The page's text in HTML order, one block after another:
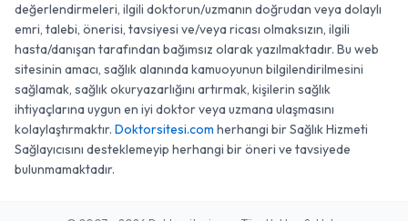
değerlendirmeleri, ilgili doktorun/uzmanın doğrudan veya dolaylı
emri, talebi, önerisi, tavsiyesi ve/veya ricası olmaksızın, ilgili
hasta/danışan tarafından bağımsız olarak yazılmaktadır. Bu web
sitesinin amacı, sağlık alanında kamuoyunun bilgilendirilmesini
sağlamak, sağlık okuryazarlığını artırmak, kişilerin sağlık
ihtiyaçlarına uygun en iyi doktor veya uzmana ulaşmasını
kolaylaştırmaktır. Doktorsitesi.com herhangi bir Sağlık Hizmeti
Sağlayıcısını desteklemeyip herhangi bir öneri ve tavsiyede
bulunmamaktadır.